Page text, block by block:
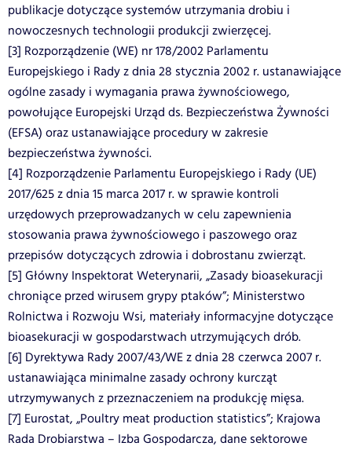
publikacje dotyczące systemów utrzymania drobiu i
nowoczesnych technologii produkcji zwierzęcej.
[3] Rozporządzenie (WE) nr 178/2002 Parlamentu
Europejskiego i Rady z dnia 28 stycznia 2002 r. ustanawiające
ogólne zasady i wymagania prawa żywnościowego,
powołujące Europejski Urząd ds. Bezpieczeństwa Żywności
(EFSA) oraz ustanawiające procedury w zakresie
bezpieczeństwa żywności.
[4] Rozporządzenie Parlamentu Europejskiego i Rady (UE)
2017/625 z dnia 15 marca 2017 r. w sprawie kontroli
urzędowych przeprowadzanych w celu zapewnienia
stosowania prawa żywnościowego i paszowego oraz
przepisów dotyczących zdrowia i dobrostanu zwierząt.
[5] Główny Inspektorat Weterynarii, „Zasady bioasekuracji
chroniące przed wirusem grypy ptaków”; Ministerstwo
Rolnictwa i Rozwoju Wsi, materiały informacyjne dotyczące
bioasekuracji w gospodarstwach utrzymujących drób.
[6] Dyrektywa Rady 2007/43/WE z dnia 28 czerwca 2007 r.
ustanawiająca minimalne zasady ochrony kurcząt
utrzymywanych z przeznaczeniem na produkcję mięsa.
[7] Eurostat, „Poultry meat production statistics”; Krajowa
Rada Drobiarstwa – Izba Gospodarcza, dane sektorowe